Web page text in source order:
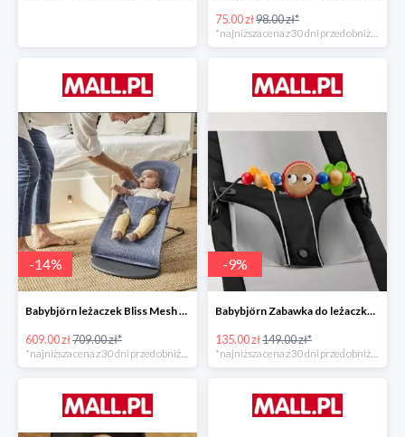
75.00 zł98.00 zł*
-14%
Babybjörn leżaczek Bliss Mesh State Blue
609.00 zł709.00 zł*
*najniższa cena z 30 dni przed obniżką
-9%
Babybjörn Zabawka do leżaczka Balance
135.00 zł149.00 zł*
*najniższa cena z 30 dni przed obniżką